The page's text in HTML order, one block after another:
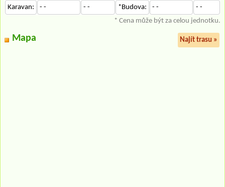
Karavan:
- - - - *Budova: - -
- -
* Cena může být za celou jednotku.
Mapa Najít trasu »